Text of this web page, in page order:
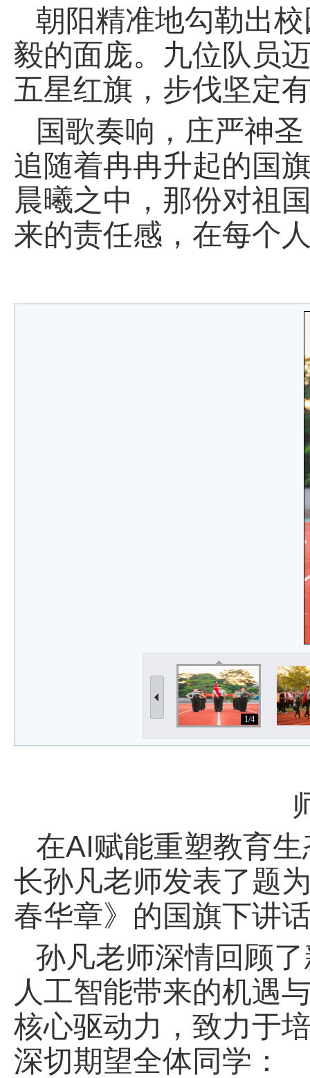
朝阳精准地勾勒出
毅的面庞。九位队员
五星红旗，步伐坚定
国歌奏响，庄严神
追随着冉冉升起的国
晨曦之中，那份对祖
来的责任感，在每个
1/4
在AI赋能重塑教育
长孙凡老师发表了题
春华章》的国旗下讲
孙凡老师深情回顾
人工智能带来的机遇
核心驱动力，致力于
深切期望全体同学：